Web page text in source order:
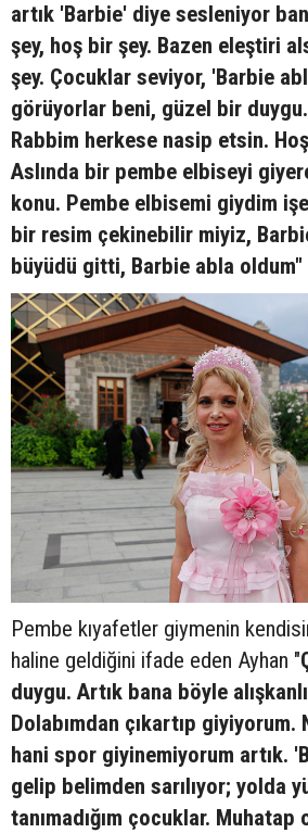
artık 'Barbie' diye sesleniyor
şey, hoş bir şey. Bazen eleştiri
şey. Çocuklar seviyor, 'Barbie
görüyorlar beni, güzel bir
Rabbim herkese nasip etsin.
Aslında bir pembe elbiseyi
konu. Pembe elbisemi giydim
bir resim çekinebilir miyiz,
büyüdü gitti, Barbie abla oldum"
Pembe kıyafetler giymenin
haline geldiğini ifade eden Ayhan "
duygu. Artık bana böyle
Dolabımdan çıkartıp
hani spor giyinemiyorum artık.
gelip belimden sarılıyor; yolda
tanımadığım çocuklar.